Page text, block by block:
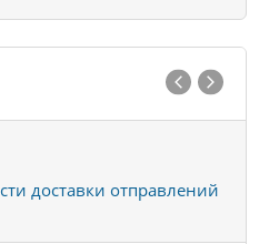
доставки отправлений